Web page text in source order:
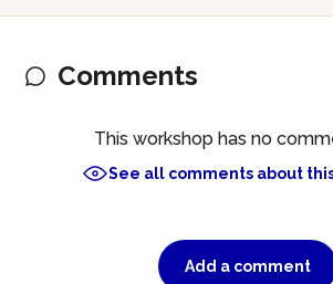
Comments
This workshop has no
See all comments about
Add a comment